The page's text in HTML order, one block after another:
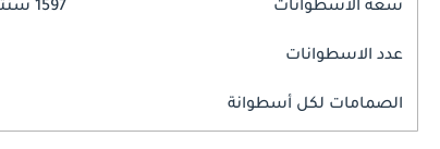
سعة الاسطوانات 1597 سنتيمتر مكبع
عدد الاسطوانات
الصمامات لكل أسطوانة